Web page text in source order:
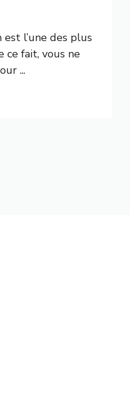
l’une des plus
ce fait, vous ne
...